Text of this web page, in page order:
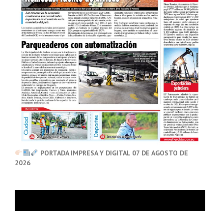
PORTADA IMPRESA Y DIGITAL 07 DE AGOSTO DE
2026